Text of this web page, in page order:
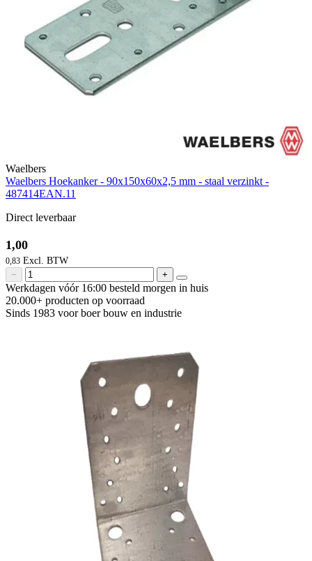
Waelbers
Waelbers Hoekanker - 90x150x60x2,5 mm - staal verzinkt -
487414EAN.11
Direct leverbaar
1,00
0,83
− +
Werkdagen vóór 16:00 besteld morgen in huis
20.000+ producten op voorraad
Sinds 1983 voor boerbouw en industrie